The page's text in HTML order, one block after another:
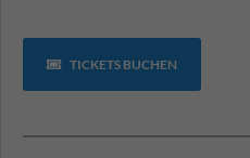
TICKETS BUCHEN